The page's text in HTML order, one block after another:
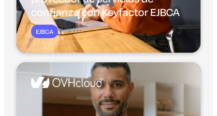
confianza con Keyfactor EJBCA
EJBCA